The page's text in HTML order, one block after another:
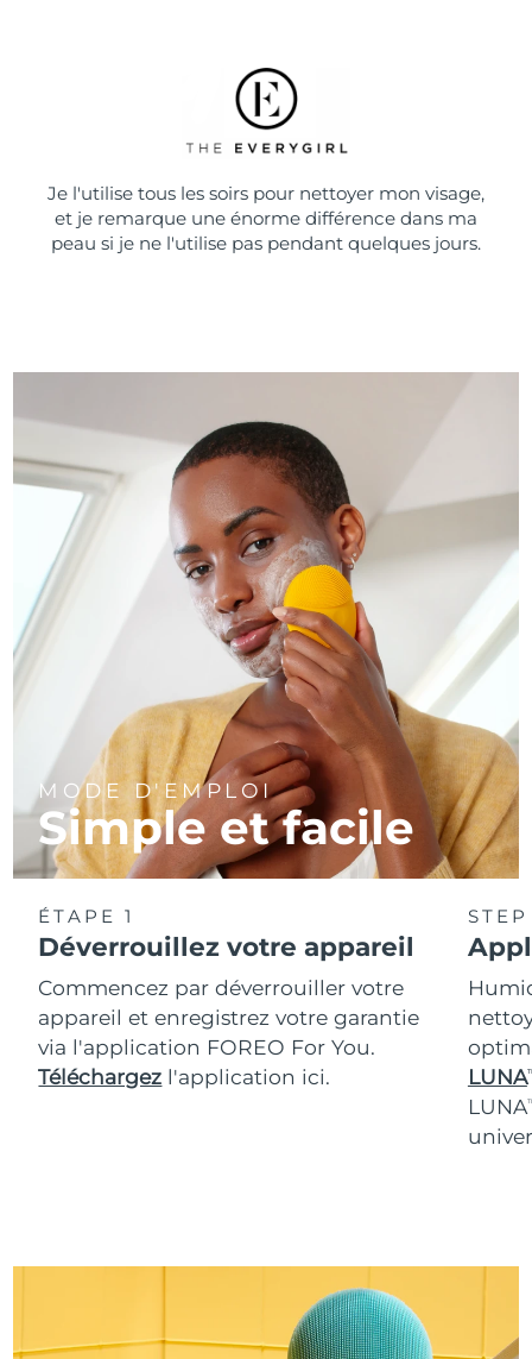
Je l'utilise tous les soirs pour nettoyer mon visage,
et je remarque une énorme différence dans ma
peau si je ne l'utilise pas pendant quelques jours.
MODE D'EMPLOI
Simple et facile
ÉTAPE 1
Déverrouillez votre appareil
Commencez par déverrouiller votre
appareil et enregistrez votre garantie
via l'application FOREO For You.
Téléchargez l'application ici.
LUNA
LUNA